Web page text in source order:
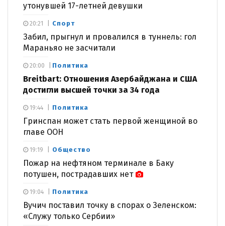
утонувшей 17-летней девушки
Спорт
Забил, прыгнул и провалился в туннель: гол
Мараньяо не засчитали
20:21
Политика
Breitbart: Отношения Азербайджана и США
достигли высшей точки за 34 года
20:00
Политика
Гринспан может стать первой женщиной во
главе ООН
19:44
Общество
Пожар на нефтяном терминале в Баку
потушен, пострадавших нет
19:19
Политика
Вучич поставил точку в спорах о Зеленском:
«Служу только Сербии»
19:04